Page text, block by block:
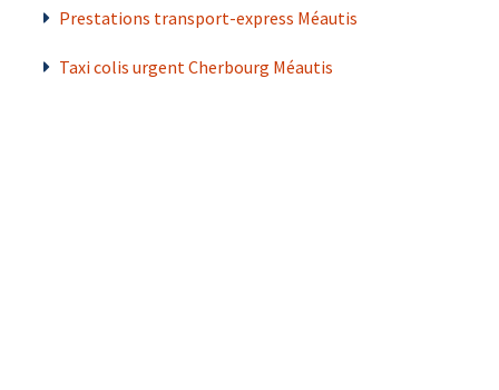
Prestations transport-express Méautis
Taxi colis urgent Cherbourg Méautis